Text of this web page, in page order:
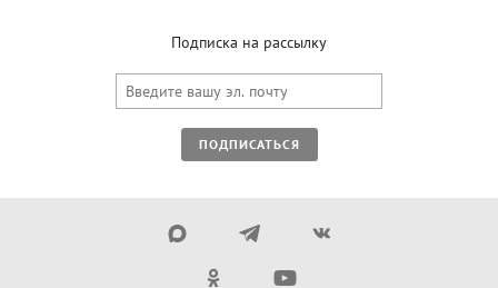
Подписка на рассылку
ПОДПИСАТЬСЯ